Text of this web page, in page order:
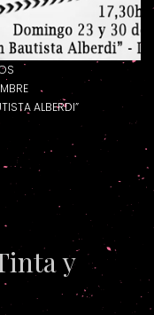
ALBERDI”
y